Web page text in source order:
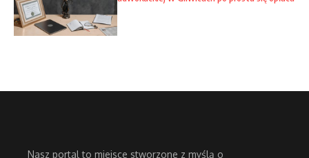
Nasz portal to miejsce stworzone z myślą o